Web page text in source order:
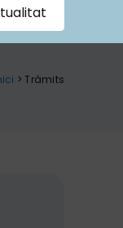
> Tràmits